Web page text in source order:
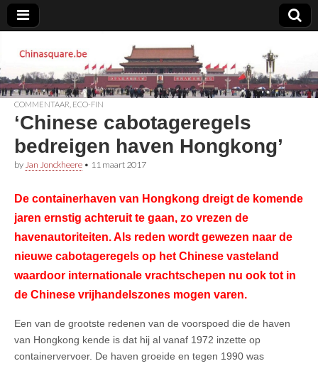
Chinasquare.be
COMMENTAAR ECO-FIN
‘Chinese cabotageregels
bedreigen haven Hongkong’
by Jan Jonckheere • 11 maart 2017
De containerhaven van Hongkong dreigt de komende
jaren ernstig achteruit te gaan, zo vrezen de
havenautoriteiten. Als reden wordt gewezen naar de
nieuwe cabotageregels op het Chinese vasteland
waardoor internationale vrachtschepen nu ook tot in
de Chinese vrijhandelszones mogen varen.
Een van de grootste redenen van de voorspoed die de haven
van Hongkong kende is dat hij al vanaf 1972 inzette op
containervervoer. De haven groeide en tegen 1990 was